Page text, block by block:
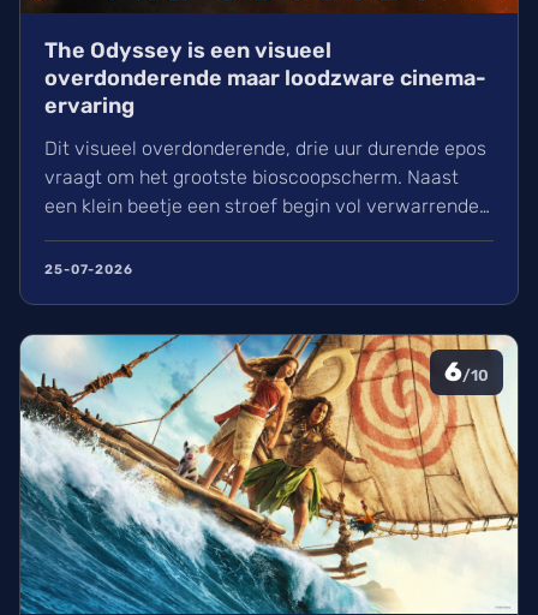
The Odyssey is een visueel
overdonderende maar loodzware cinema-
ervaring
Dit visueel overdonderende, drie uur durende epos
vraagt om het grootste bioscoopscherm. Naast
een klein beetje een stroef begin vol verwarrende
film in een indrukwekkend epos vol praktische
25-07-2026
6/10